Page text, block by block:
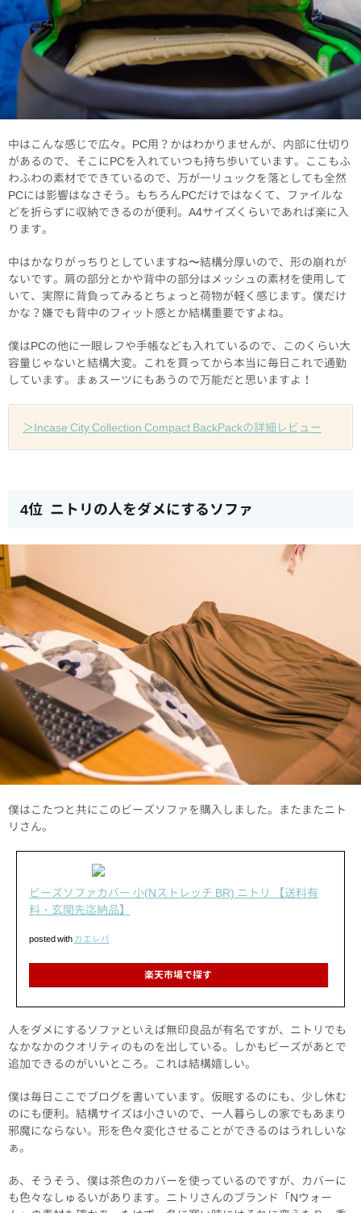
中はこんな感じで広々。PC用？かはわかりませんが、内部に仕切り
があるので、そこにPCを入れていつも持ち歩いています。ここもふ
わふわの素材でできているので、万が一リュックを落としても全然
PCには影響はなさそう。もちろんPCだけではなくて、ファイルな
どを折らずに収納できるのが便利。A4サイズくらいであれば楽に入
ります。
中はかなりがっちりとしていますね〜結構分厚いので、形の崩れが
ないです。肩の部分とかや背中の部分はメッシュの素材を使用して
いて、実際に背負ってみるとちょっと荷物が軽く感じます。僕だけ
かな？嫌でも背中のフィット感とか結構重要ですよね。
僕はPCの他に一眼レフや手帳なども入れているので、このくらい大
容量じゃないと結構大変。これを買ってから本当に毎日これで通勤
しています。まぁスーツにもあうので万能だと思いますよ！
＞Incase City Collection Compact BackPackの詳細レビュー
4位 ニトリの人をダメにするソファ
僕はこたつと共にこのビーズソファを購入しました。またまたニト
リさん。
ビーズソファカバー 小(Nストレッチ BR) ニトリ 【送料有
料・玄関先迄納品】
posted with カエレバ
楽天市場で探す
人をダメにするソファといえば無印良品が有名ですが、ニトリでも
なかなかのクオリティのものを出している。しかもビーズがあとで
追加できるのがいいところ。これは結構嬉しい。
僕は毎日ここでブログを書いています。仮眠するのにも、少し休む
のにも便利。結構サイズは小さいので、一人暮らしの家でもあまり
邪魔にならない。形を色々変化させることができるのはうれしいな
ぁ。
あ、そうそう、僕は茶色のカバーを使っているのですが、カバーに
も色々なしゅるいがあります。ニトリさんのブランド「Nウォー